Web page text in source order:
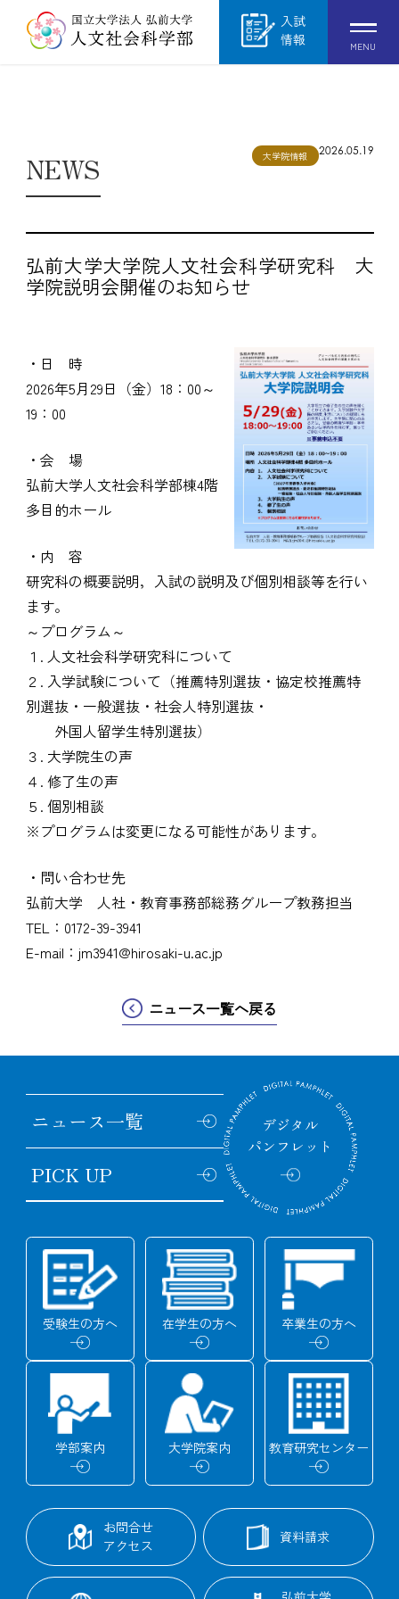
入試
情報
MENU
NEWS 大学院情報 2026.05.19
弘前大学大学院人文社会科学研究科 大
学院説明会開催のお知らせ
・日 時
2026年5月29日（金）18：00～
19：00
・会 場
弘前大学人文社会科学部棟4階
多目的ホール
・内 容
研究科の概要説明，入試の説明及び個別相談等を行い
ます。
～プログラム～
１. 人文社会科学研究科について
２. 入学試験について（推薦特別選抜・協定校推薦特
別選抜・一般選抜・社会人特別選抜・
外国人留学生特別選抜）
３. 大学院生の声
４. 修了生の声
５. 個別相談
※プログラムは変更になる可能性があります。
・問い合わせ先
弘前大学 人社・教育事務部総務グループ教務担当
TEL：0172-39-3941
E-mail：jm3941@hirosaki-u.ac.jp
ニュース一覧へ戻る
ニュース一覧
PICK UP
デジタル
パンフレット
受験生の方へ 在学生の方へ 卒業生の方へ
学部案内 大学院案内 教育研究センター
お問合せ
アクセス
資料請求